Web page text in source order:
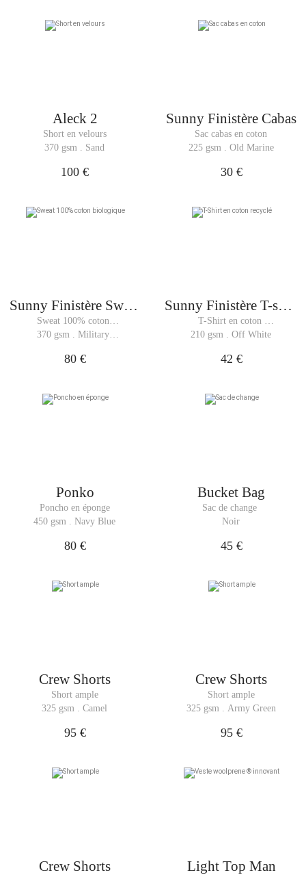
Aleck 2
Short en velours
370 gsm . Sand
100 €
Sunny Finistère Cabas
Sac cabas en coton
225 gsm . Old Marine
30 €
Sunny Finistère Sweat
Man
Sweat 100% coton
biologique
370 gsm . Military
80 €
Sunny Finistère T-shirt
Man
T-Shirt en coton
recyclé
210 gsm . Off White
42 €
Ponko
Poncho en éponge
450 gsm . Navy Blue
80 €
Bucket Bag
Noir
45 €
Crew Shorts
Short ample
325 gsm . Camel
95 €
Crew Shorts
Short ample
325 gsm . Army Green
95 €
Crew Shorts Light Top Man